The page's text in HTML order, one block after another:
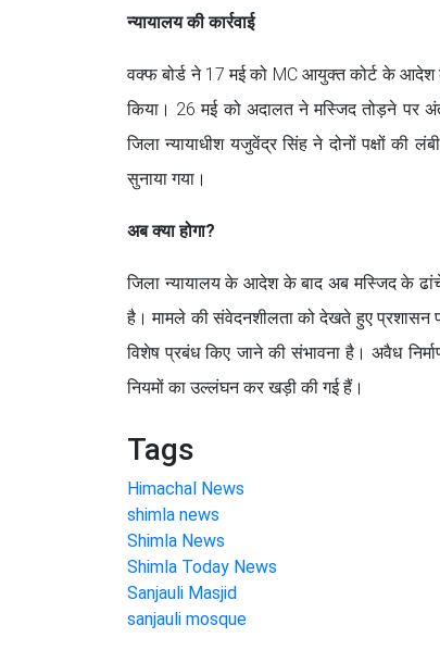
न्यायालय की कार्रवाई
वक्फ बोर्ड ने 17 मई को MC आयुक्त कोर्ट के आदेश
किया। 26 मई को अदालत ने मस्जिद तोड़ने पर
जिला न्यायाधीश यजुवेंद्र सिंह ने दोनों पक्षों
सुनाया गया।
अब क्या होगा?
जिला न्यायालय के आदेश के बाद अब मस्जिद के
है। मामले की संवेदनशीलता को देखते हुए प्रशासन
विशेष प्रबंध किए जाने की संभावना है। अवैध
नियमों का उल्लंघन कर खड़ी की गई हैं।
Tags
Himachal News
shimla news
Shimla News
Shimla Today News
Sanjauli Masjid
sanjauli mosque